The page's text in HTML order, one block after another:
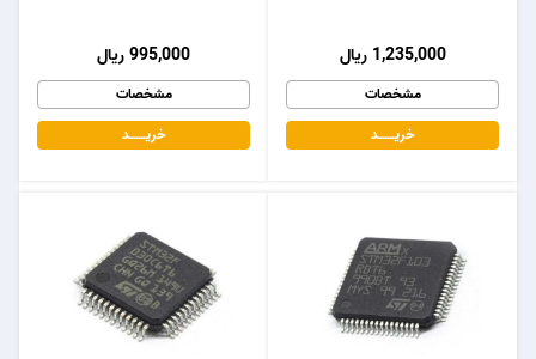
995,000 ریال
مشخصات
خریـــــــد
1,235,000 ریال
مشخصات
خریـــــــد